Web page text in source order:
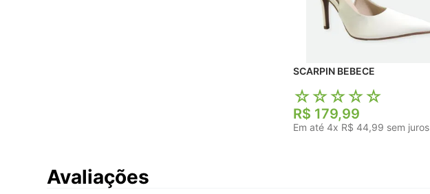
SCARPIN BEBECE
☆☆☆☆☆
R$ 179,99
Em até 4x R$ 44,99 sem juros
Avaliações